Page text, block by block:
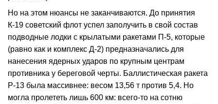
Но на этом нюансы не заканчиваются. До принятия
К-19 советский флот успел заполучить в свой состав
подводные лодки с крылатыми ракетами П-5, которые
(равно как и комплекс Д-2) предназначались для
нанесения ядерных ударов по крупным центрам
противника у береговой черты. Баллистическая ракета
Р-13 была массивнее: весом 13,56 т против 5,4. Но
могла пролететь лишь 600 км: всего-то на сотню